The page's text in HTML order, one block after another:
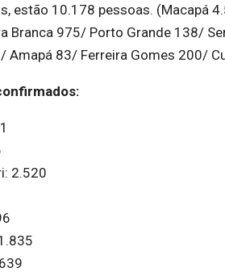
estão 10.178 pessoas.
Branca 975/ Porto Grande 138/
Amapá 83/ Ferreira Gomes 200/
2.520